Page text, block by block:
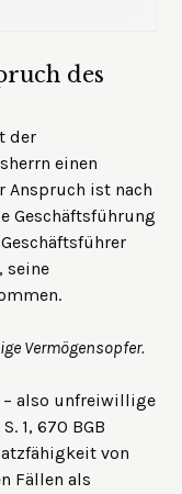
des
der
einen
Anspruch ist nach
Geschäftsführung
seine
Vermögensopfer.
– also unfreiwillige
1, 670 BGB
von
Fällen als